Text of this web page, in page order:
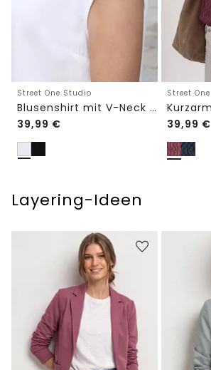
Street One Studio
Blusenshirt mit V-Neck und Spitze
39,99 €
Street One
39,99 €
Layering-Ideen